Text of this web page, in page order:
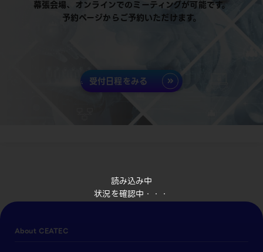
読み込み中
状況を確認中・・・
幕張会場、オンラインでのミーティングが可能です。
予約ページからご予約いただけます。
受付日程をみる
About CEATEC